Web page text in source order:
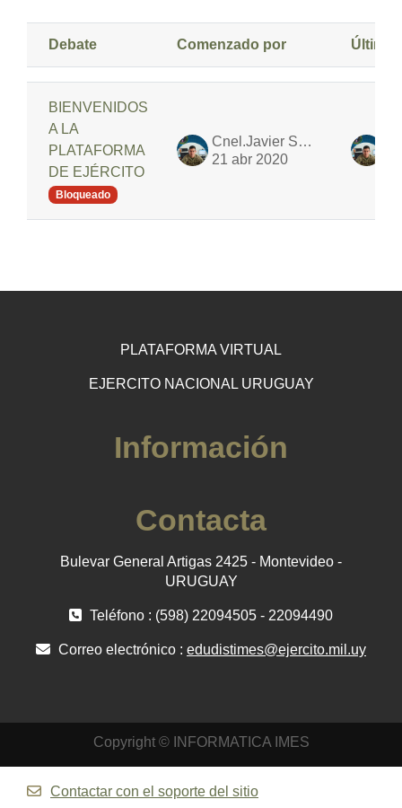
Estado
Debate Comenzado por Último
BIENVENIDOS
A LA
PLATAFORMA
DE EJÉRCITO
Bloqueado
Cnel.Javier Soria
21 abr 2020
PLATAFORMA VIRTUAL
EJERCITO NACIONAL URUGUAY
Información
Contacta
Bulevar General Artigas 2425 - Montevideo -
URUGUAY
Teléfono : (598) 22094505 - 22094490
Correo electrónico : edudistimes@ejercito.mil.uy
Copyright © INFORMATICA IMES
Contactar con el soporte del sitio